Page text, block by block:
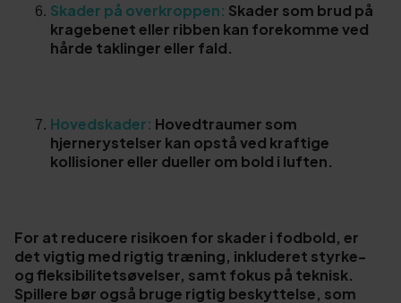
Skader på overkroppen: Skader som brud på
kragebenet eller ribben kan forekomme ved
hårde taklinger eller fald.
Hovedskader: Hovedtraumer som
hjernerystelser kan opstå ved kraftige
kollisioner eller dueller om bold i luften.
For at reducere risikoen for skader i fodbold, er
det vigtig med rigtig træning, inkluderet styrke-
og fleksibilitetsøvelser, samt fokus på teknisk.
Spillere bør også bruge rigtig beskyttelse, som